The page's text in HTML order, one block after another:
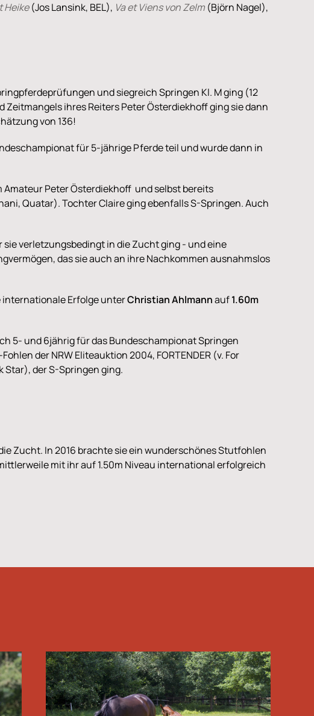
Heike(Jos Lansink, BEL), Va et Viens von Zelm (Björn Nagel),
und siegreich Springen Kl. M ging (12
ihres Reiters Peter Österdiekhoff ging sie dann
von 136!
für 5-jährige Pferde teil und wurde dann in
Amateur Peter Österdiekhoff und selbst bereits
Quatar). Tochter Claire ging ebenfalls S-Springen. Auch
verletzungsbedingt in die Zucht ging - und eine
das sie auch an ihre Nachkommen ausnahmslos
internationale Erfolge unterChristian Ahlmannauf1.60m
5- und 6jährig für das Bundeschampionat Springen
der NRW Eliteauktion 2004, FORTENDER (v. For
der S-Springen ging.
Zucht. In 2016 brachte sie ein wunderschönes Stutfohlen
mit ihr auf 1.50m Niveau international erfolgreich